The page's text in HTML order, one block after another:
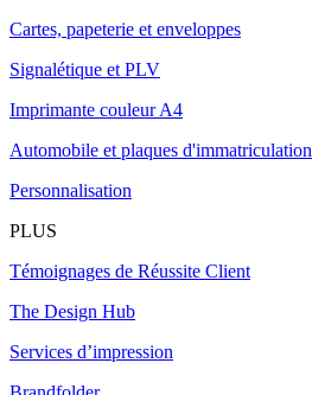
Cartes, papeterie et enveloppes
Signalétique et PLV
Imprimante couleur A4
Automobile et plaques d'immatriculation
Personnalisation
PLUS
Témoignages de Réussite Client
The Design Hub
Services d’impression